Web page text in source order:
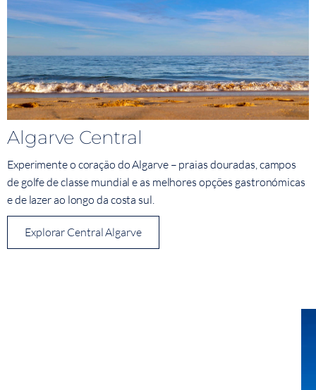
Algarve Central
Experimente o coração do Algarve – praias douradas, campos
de golfe de classe mundial e as melhores opções gastronómicas
e de lazer ao longo da costa sul.
Explorar Central Algarve